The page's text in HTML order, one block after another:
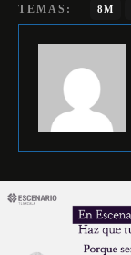
TEMAS: 8M